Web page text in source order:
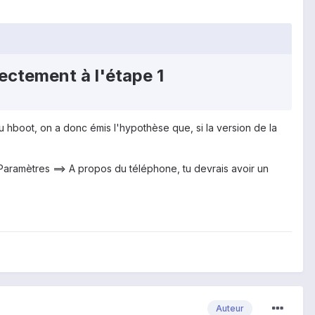
à l'étape 1
hboot, on a donc émis l'hypothèse que, si la version de la
==> A propos du téléphone, tu devrais avoir un
Auteur